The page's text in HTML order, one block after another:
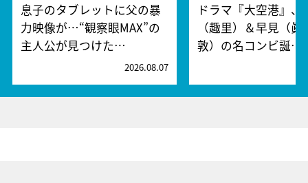
息子のタブレットに父の暴
力映像が…“観察眼MAX”の
主人公が見つけた…
2026.08.07
ドラマ『大空港』、
（趣里）＆早見（眞
敦）の名コンビ誕…